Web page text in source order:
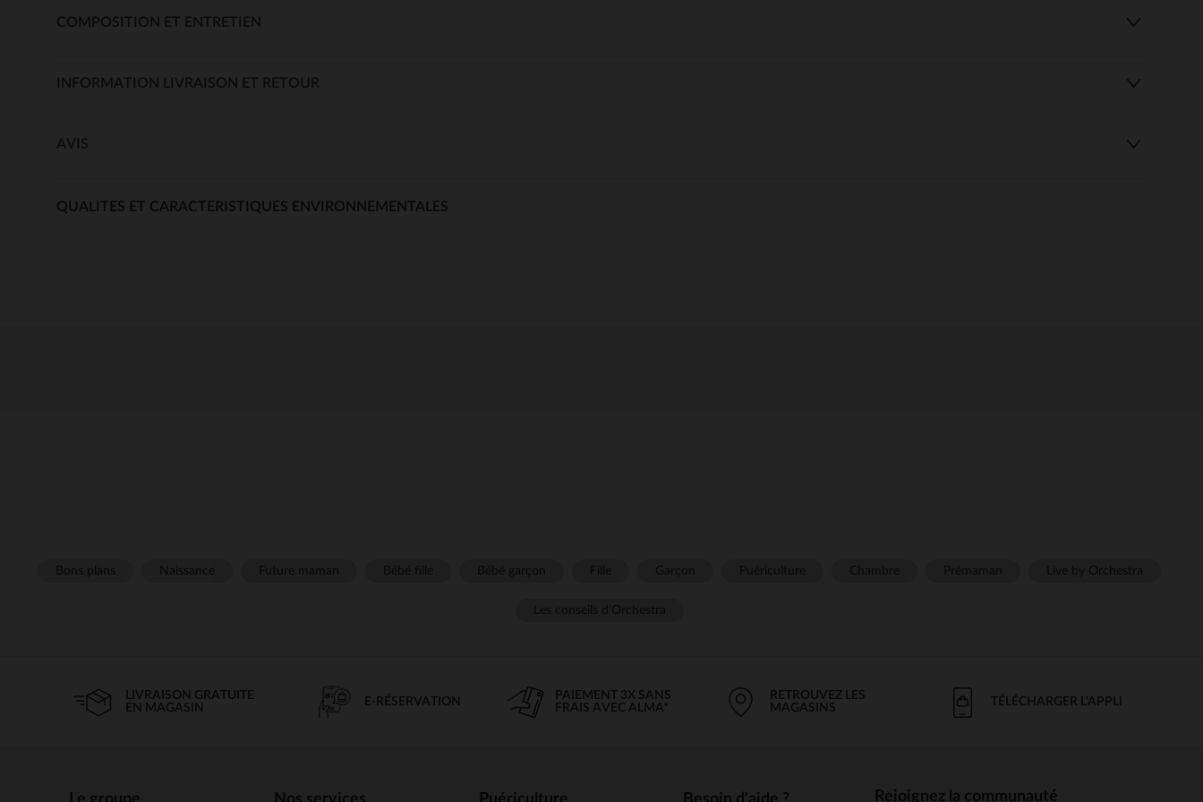
COMPOSITION ET ENTRETIEN
INFORMATION LIVRAISON ET RETOUR
AVIS
QUALITES ET CARACTERISTIQUES ENVIRONNEMENTALES
LIVRAISON GRATUITE
EN MAGASIN
E-RÉSERVATION
PAIEMENT 3X SANS
FRAIS AVEC ALMA*
RETROUVEZ LES
MAGASINS
TÉLÉCHARGER L'APPLI
Rejoignez la communauté